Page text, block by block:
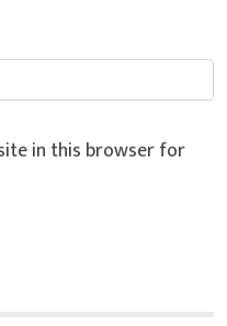
in this browser for